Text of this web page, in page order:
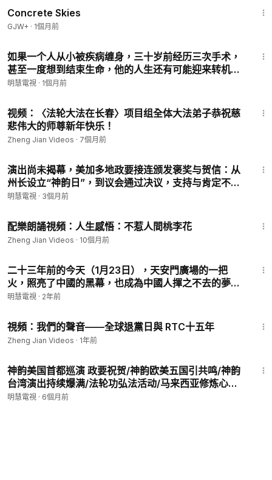
Concrete Skies
GJW+ · 1個月前
如果一个人从小被疾病缠身，三十岁前经历三次手术，
甚至一度想到结束生命，他的人生还有可能迎来转机
吗？韩国贸易代表李庸和经历了一场生命转折。2003
改变命运的旅程。
明慧電視 · 1個月前
视频：〈法轮大法在长春〉项目组全体大法弟子恭祝慈
悲伟大的师尊新年快乐！
Zheng Jian Videos · 7個月前
演出尚未揭幕，美加多地政要接连颁发褒奖与贺信：从
州长设立“神韵日”，到议会通过决议，支持与肯定不断
涌现。是什么力量，让一场尚未上演的演出赢得如此尊
共鸣。
明慧電視 · 3個月前
配樂朗誦視頻：人生感悟：不惹人間桃李花
Zheng Jian Videos · 10個月前
二十三年前的今天（1月23日），天安門廣場的一把
火，照亮了中國的黑幕，也成為中國人揮之不去的夢
魘。
明慧電視 · 2年前
視頻：我們的聲音——全球退黨日與 RTC十五年
Zheng Jian Videos · 1年前
神韵美国首都巡演 政要祝贺/神韵欧美五国引共鸣/神韵
台湾演出持续爆满/法轮功弘法活动/马来西亚修炼心得
交流会/2025年至少4803名法轮功学员遭中共迫害/原
明慧電視 · 6個月前